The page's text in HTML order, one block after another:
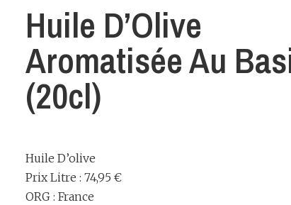
Huile D’Olive
Aromatisée Au
(20cl)
Huile D’olive
Prix Litre : 74,95 €
ORG : France